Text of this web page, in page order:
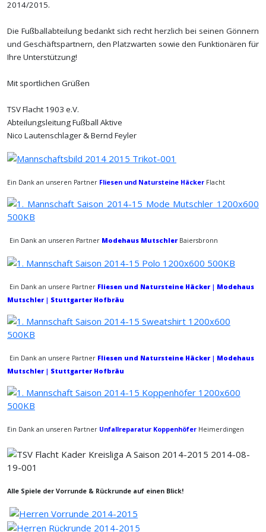
2014/2015.
Die Fußballabteilung bedankt sich recht herzlich bei seinen Gönnern
und Geschäftspartnern, den Platzwarten sowie den Funktionären für
Ihre Unterstützung!
Mit sportlichen Grüßen
TSV Flacht 1903 e.V.
Abteilungsleitung Fußball Aktive
Nico Lautenschlager & Bernd Feyler
Ein Dank an unseren Partner Fliesen und Natursteine Häcker Flacht
Ein Dank an unseren Partner Modehaus MutschlerBaiersbronn
Ein Dank an unsere Partner Fliesen und Natursteine Häcker | Modehaus
Mutschler | Stuttgarter Hofbräu
Ein Dank an unsere Partner Fliesen und Natursteine Häcker | Modehaus
Mutschler | Stuttgarter Hofbräu
Ein Dank an unseren Partner Unfallreparatur Koppenhöfer Heimerdingen
Alle Spiele der Vorrunde & Rückrunde auf einen Blick!